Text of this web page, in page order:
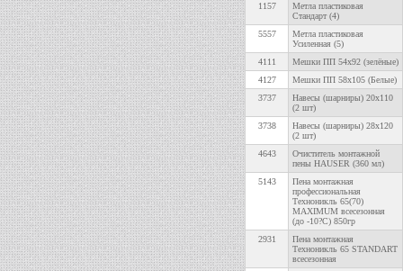
1157
Метла пластиковая
Стандарт (4)
5557
Метла пластиковая
Усиленная (5)
4111
Мешки ПП 54х92 (зелёные)
4127
Мешки ПП 58х105 (Белые)
3737
Навесы (шарниры) 20х110
(2 шт)
3738
Навесы (шарниры) 28х120
(2 шт)
4643
Очиститель монтажной
пены HAUSER (360 мл)
5143
Пена монтажная
профессиональная
Техноникль 65(70)
MAXIMUM всесезонная
(до -10?С) 850гр
2931
Пена монтажная
Техноникль 65 STANDART
всесезонная